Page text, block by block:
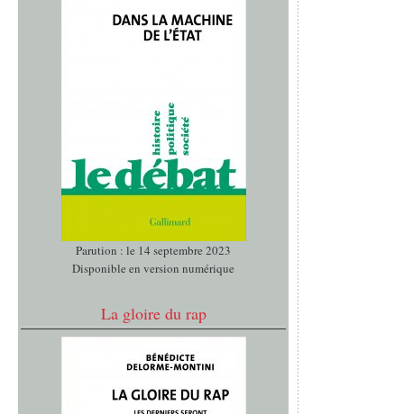
Parution : le 14 septembre 2023
Disponible en version numérique
La gloire du rap